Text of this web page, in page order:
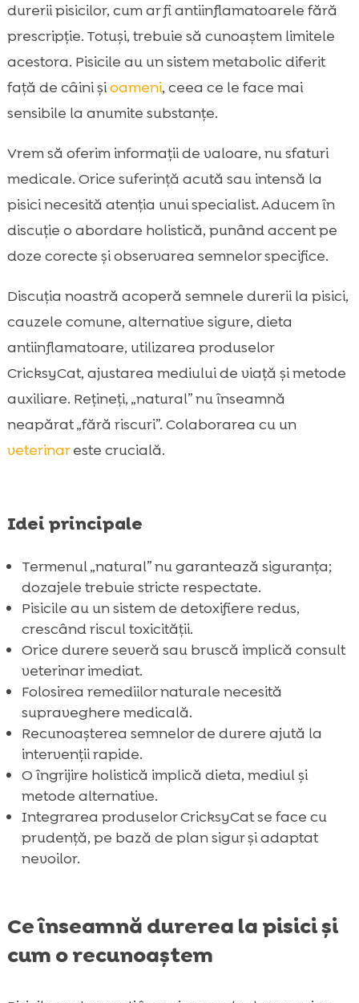
 Rolul alimentației în reducerea inflamației
și a durerii
Integrarea produselor CricksyCat în
îngrijirea holistică
Importanța formulelor hipoalergenice: fără
pui și fără grâu
Litiere și managementul mediului: Purrfect
Life pentru confort zilnic
Metode non-farmacologice
complementare
Ce trebuie evitat: substanțe și plante toxice
pentru pisici
Cum construim un plan sigur de analgezie
naturală
Studii de caz: scenarii frecvente și soluții
Concluzie
FAQ
durerii pisicilor, cum ar fi antiinflamatoarele fără
prescripție. Totuși, trebuie să cunoaștem limitele
acestora. Pisicile au un sistem metabolic diferit
față de câini șioameni, ceea ce le face mai
sensibile la anumite substanțe.
Vrem să oferim informații de valoare, nu sfaturi
medicale. Orice suferință acută sau intensă la
pisici necesită atenția unui specialist. Aducem în
discuție o abordare holistică, punând accent pe
doze corecte și observarea semnelor specifice.
Discuția noastră acoperă semnele durerii la pisici,
cauzele comune, alternative sigure, dieta
antiinflamatoare, utilizarea produselor
CricksyCat, ajustarea mediului de viață și metode
auxiliare. Rețineți, „natural” nu înseamnă
neapărat „fără riscuri”. Colaborarea cu un
veterinareste crucială.
Idei principale
Termenul „natural” nu garantează siguranța;
dozajele trebuie stricte respectate.
Pisicile au un sistem de detoxifiere redus,
crescând riscul toxicității.
Orice durere severă sau bruscă implică consult
veterinar imediat.
Folosirea remediilor naturale necesită
supraveghere medicală.
Recunoașterea semnelor de durere ajută la
intervenții rapide.
O îngrijire holistică implică dieta, mediul și
metode alternative.
Integrarea produselor CricksyCat se face cu
prudență, pe bază de plan sigur și adaptat
nevoilor.
Ce înseamnă durerea la pisici și
cum o recunoaștem